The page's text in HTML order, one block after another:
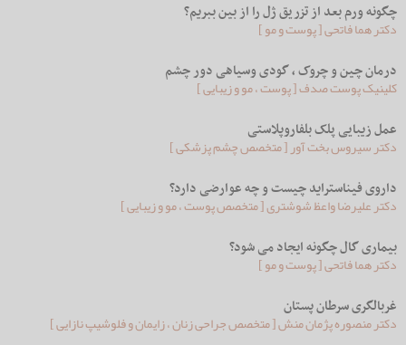
چگونه ورم بعد از تزریق ژل را از بین ببریم؟
دکتر هما فاتحی [ پوست و مو ]
درمان چین و چروک ، گودی وسیاهی دور چشم
کلینیک پوست صدف [ پوست ، مو و زیبایی ]
عمل زیبایی پلک بلفاروپلاستی
دکتر سیروس بخت آور [ متخصص چشم پزشکی ]
داروی فیناستراید چیست و چه عوارضی دارد؟
دکتر علیرضا واعظ شوشتری [ متخصص پوست ، مو و زیبایی ]
بیماری گال چگونه ايجاد می شود؟
دکتر هما فاتحی [ پوست و مو ]
غربالگری سرطان پستان
دکتر منصوره پژمان منش [ متخصص جراحی زنان ، زایمان و فلوشیپ نازایی ]